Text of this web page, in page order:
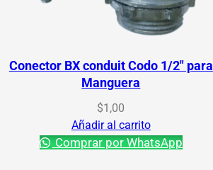
Conector BX conduit Codo 1/2″ para
Manguera
$1,00
Añadir al carrito
Comprar por WhatsApp